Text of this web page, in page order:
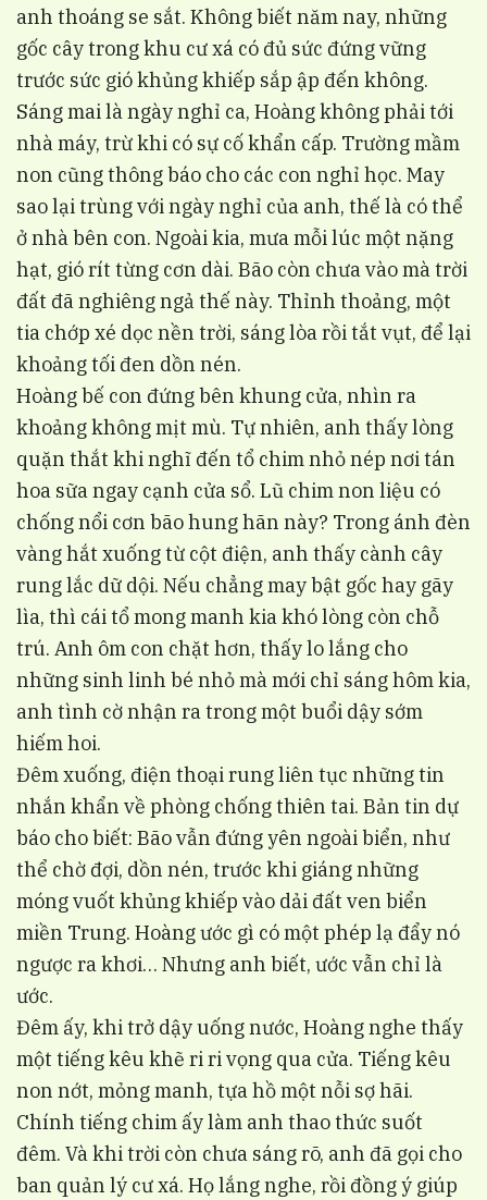
anh thoáng se sắt. Không biết năm nay, những
gốc cây trong khu cư xá có đủ sức đứng vững
trước sức gió khủng khiếp sắp ập đến không.
Sáng mai là ngày nghỉ ca, Hoàng không phải tới
nhà máy, trừ khi có sự cố khẩn cấp. Trường mầm
non cũng thông báo cho các con nghỉ học. May
sao lại trùng với ngày nghỉ của anh, thế là có thể
ở nhà bên con. Ngoài kia, mưa mỗi lúc một nặng
hạt, gió rít từng cơn dài. Bão còn chưa vào mà trời
đất đã nghiêng ngả thế này. Thỉnh thoảng, một
tia chớp xé dọc nền trời, sáng lòa rồi tắt vụt, để lại
khoảng tối đen dồn nén.
Hoàng bế con đứng bên khung cửa, nhìn ra
khoảng không mịt mù. Tự nhiên, anh thấy lòng
quặn thắt khi nghĩ đến tổ chim nhỏ nép nơi tán
hoa sữa ngay cạnh cửa sổ. Lũ chim non liệu có
chống nổi cơn bão hung hãn này? Trong ánh đèn
vàng hắt xuống từ cột điện, anh thấy cành cây
rung lắc dữ dội. Nếu chẳng may bật gốc hay gãy
lìa, thì cái tổ mong manh kia khó lòng còn chỗ
trú. Anh ôm con chặt hơn, thấy lo lắng cho
những sinh linh bé nhỏ mà mới chỉ sáng hôm kia,
anh tình cờ nhận ra trong một buổi dậy sớm
hiếm hoi.
Đêm xuống, điện thoại rung liên tục những tin
nhắn khẩn về phòng chống thiên tai. Bản tin dự
báo cho biết: Bão vẫn đứng yên ngoài biển, như
thể chờ đợi, dồn nén, trước khi giáng những
móng vuốt khủng khiếp vào dải đất ven biển
miền Trung. Hoàng ước gì có một phép lạ đẩy nó
ngược ra khơi… Nhưng anh biết, ước vẫn chỉ là
ước.
Đêm ấy, khi trở dậy uống nước, Hoàng nghe thấy
một tiếng kêu khẽ ri ri vọng qua cửa. Tiếng kêu
non nớt, mỏng manh, tựa hồ một nỗi sợ hãi.
Chính tiếng chim ấy làm anh thao thức suốt
đêm. Và khi trời còn chưa sáng rõ, anh đã gọi cho
ban quản lý cư xá. Họ lắng nghe, rồi đồng ý giúp